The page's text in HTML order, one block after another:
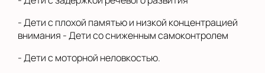
- Дети с плохой памятью и низкой концентрацией
внимания - Дети со сниженным самоконтролем
- Дети с моторной неловкостью.